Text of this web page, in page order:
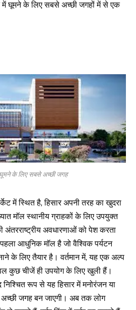
में घूमने के लिए सबसे अच्छी जगहों में से एक
घूमने के लिए सबसे अच्छी जगह
में स्थित है, हिसार अपनी तरह का खुदरा
मॉल स्थानीय ग्राहकों के लिए उपयुक्त
अवधारणाओं को पेश करता
आधुनिक मॉल है जो वैश्विक पर्यटन
के लिए तैयार है। वर्तमान में, यह एक अल्प
कुछ चीजें ही उपयोग के लिए खुली हैं।
निश्चित रूप से यह हिसार में मनोरंजन या
अच्छी जगह बन जाएगी। अब तक लोग